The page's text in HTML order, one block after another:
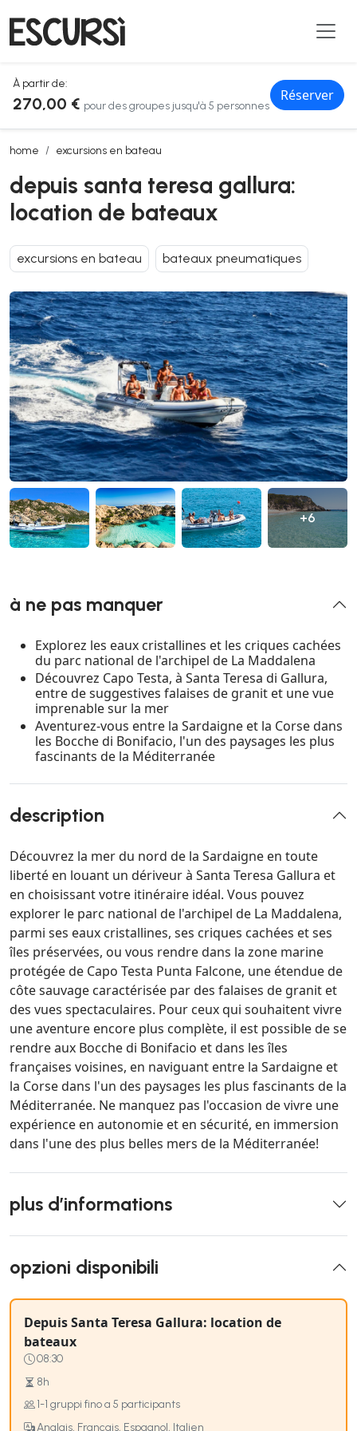
À partir de:
270,00 € pour des groupes jusqu'à 5 personnes
Réserver
home excursions en bateau
depuis santa teresa gallura: location de bateaux
depuis santa teresa gallura:
location de bateaux
excursions en bateau bateaux pneumatiques
+6
à ne pas manquer
Explorez les eaux cristallines et les criques cachées
du parc national de l'archipel de La Maddalena
Découvrez Capo Testa, à Santa Teresa di Gallura,
entre de suggestives falaises de granit et une vue
imprenable sur la mer
Aventurez-vous entre la Sardaigne et la Corse dans
les Bocche di Bonifacio, l'un des paysages les plus
fascinants de la Méditerranée
description
Découvrez la mer du nord de la Sardaigne en toute
liberté en louant un dériveur à Santa Teresa Gallura et
en choisissant votre itinéraire idéal. Vous pouvez
explorer le parc national de l'archipel de La Maddalena,
parmi ses eaux cristallines, ses criques cachées et ses
îles préservées, ou vous rendre dans la zone marine
protégée de Capo Testa Punta Falcone, une étendue de
côte sauvage caractérisée par des falaises de granit et
des vues spectaculaires. Pour ceux qui souhaitent vivre
une aventure encore plus complète, il est possible de se
rendre aux Bocche di Bonifacio et dans les îles
françaises voisines, en naviguant entre la Sardaigne et
la Corse dans l'un des paysages les plus fascinants de la
Méditerranée. Ne manquez pas l'occasion de vivre une
expérience en autonomie et en sécurité, en immersion
dans l'une des plus belles mers de la Méditerranée!
plus d’informations
opzioni disponibili
Depuis Santa Teresa Gallura: location de
bateaux
08:30
8h
1-1 gruppi fino a 5 participants
Anglais, Français, Espagnol, Italien